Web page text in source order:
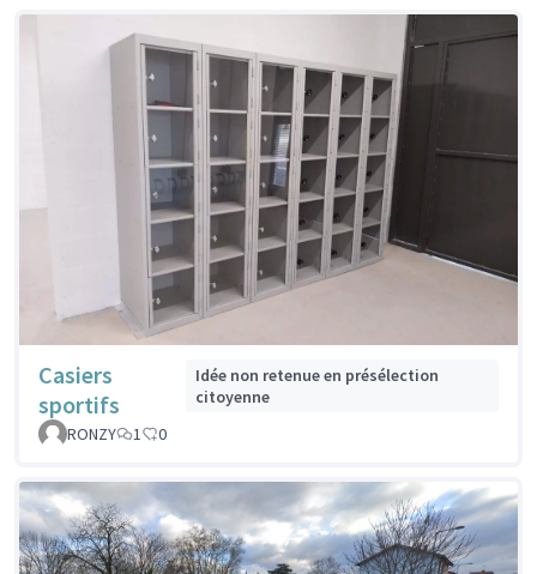
Casiers
sportifs
Idée non retenue en présélection
citoyenne
RONZY
1 0